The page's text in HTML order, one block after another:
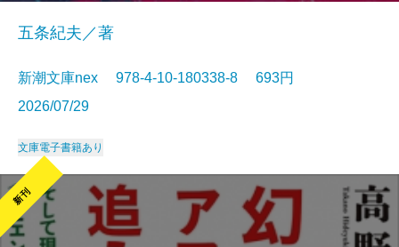
五条紀夫／著
新潮文庫nex 978-4-10-180338-8 693円
2026/07/29
文庫電子書籍あり
新刊